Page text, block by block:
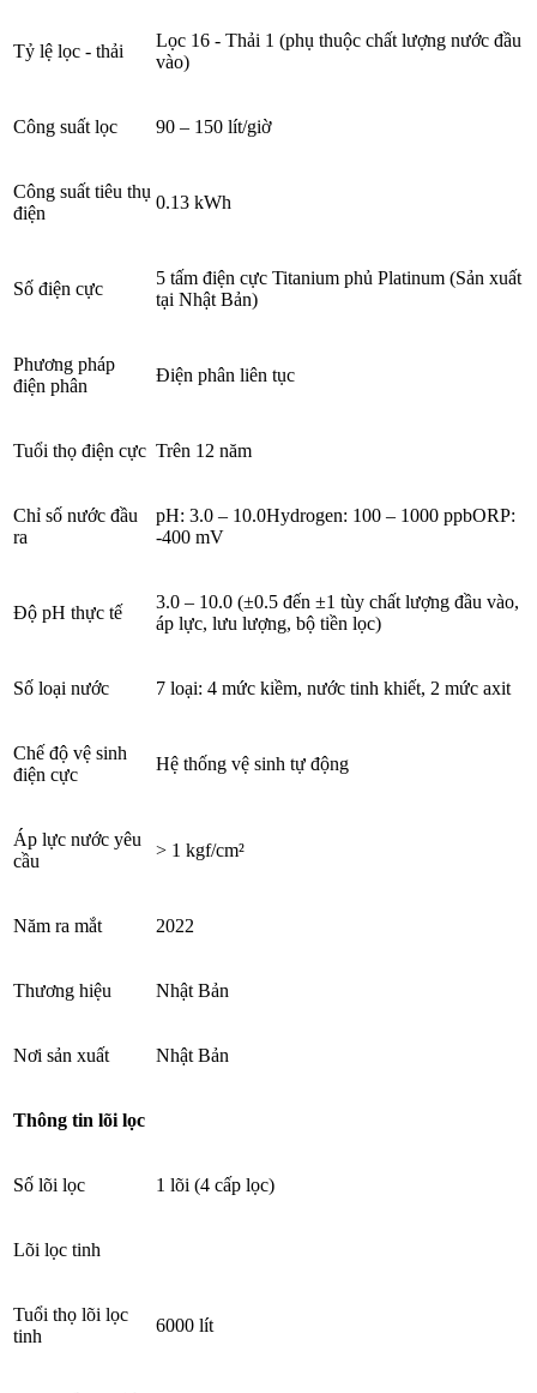
Tỷ lệ lọc - thải
Lọc 16 - Thải 1 (phụ thuộc chất lượng nước đầu
vào)
Công suất lọc 90 – 150 lít/giờ
Công suất tiêu thụ
điện
0.13 kWh
Số điện cực
5 tấm điện cực Titanium phủ Platinum (Sản xuất
tại Nhật Bản)
Phương pháp
điện phân
Điện phân liên tục
Tuổi thọ điện cực Trên 12 năm
Chỉ số nước đầu
ra
pH: 3.0 – 10.0Hydrogen: 100 – 1000 ppbORP:
-400 mV
Độ pH thực tế
3.0 – 10.0 (±0.5 đến ±1 tùy chất lượng đầu vào,
áp lực, lưu lượng, bộ tiền lọc)
Số loại nước 7 loại: 4 mức kiềm, nước tinh khiết, 2 mức axit
Chế độ vệ sinh
điện cực
Hệ thống vệ sinh tự động
Áp lực nước yêu
cầu
> 1 kgf/cm²
Năm ra mắt 2022
Thương hiệu Nhật Bản
Nơi sản xuất Nhật Bản
Thông tin lõi lọc
Số lõi lọc 1 lõi (4 cấp lọc)
Lõi lọc tinh
Tuổi thọ lõi lọc
tinh
6000 lít